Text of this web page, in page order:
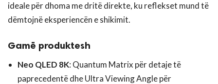
ideale për dhoma me dritë direkte, ku reflekset mund të
dëmtojnë eksperiencën e shikimit.
Gamë produktesh
Neo QLED 8K: Quantum Matrix për detaje të
paprecedentë dhe Ultra Viewing Angle për